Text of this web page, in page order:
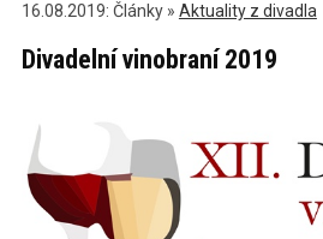
16.08.2019: Články » Aktuality z divadla
Divadelní vinobraní 2019